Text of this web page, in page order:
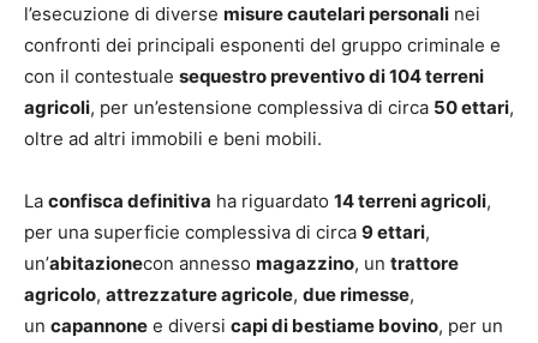
l’esecuzione di diverse misure cautelari personali nei
confronti dei principali esponenti del gruppo criminale e
con il contestuale sequestro preventivo di 104 terreni
agricoli, per un’estensione complessiva di circa 50 ettari,
oltre ad altri immobili e beni mobili.
La confisca definitiva ha riguardato 14 terreni agricoli,
per una superficie complessiva di circa 9 ettari,
un’abitazionecon annesso magazzino, un trattore
agricolo, attrezzature agricole, due rimesse,
un capannone e diversi capi di bestiame bovino, per un